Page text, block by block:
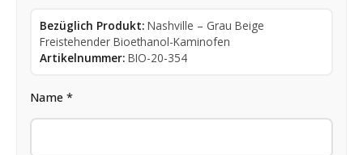
Bezüglich Produkt: Nashville – Grau Beige
Freistehender Bioethanol-Kaminofen
Artikelnummer: BIO-20-354
Name *